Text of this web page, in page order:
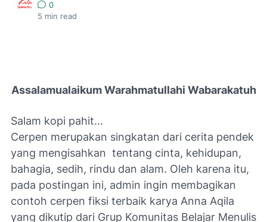
0
5 min read
Assalamualaikum Warahmatullahi Wabarakatuh
Salam kopi pahit...
Cerpen merupakan singkatan dari cerita pendek
yang mengisahkan tentang cinta, kehidupan,
bahagia, sedih, rindu dan alam. Oleh karena itu,
pada postingan ini, admin ingin membagikan
contoh cerpen fiksi terbaik karya Anna Aqila
yang dikutip dari Grup Komunitas Belajar Menulis